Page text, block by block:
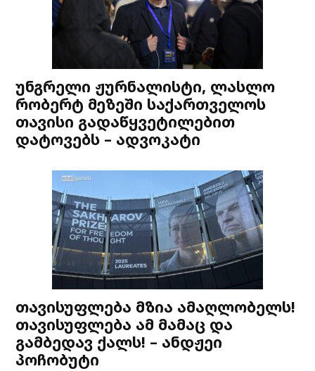
უნგრელი ჟურნალისტი, ლასლო
რობერტ მეზეში საქართველოს
თავისი გადაწყვეტილებით
დატოვებს – ადვოკატი
თავისუფლება მზია ამაღლობელს!
თავისუფლება ამ მამაც და
გამბედავ ქალს! – ანდჟეი
პოჩობუტი